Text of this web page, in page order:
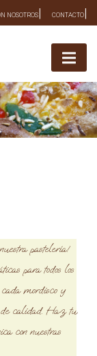
NOSOTROS CONTACTO
pastelería!
para todos los
mordisco y
de calidad. Haz tu
con nuestras